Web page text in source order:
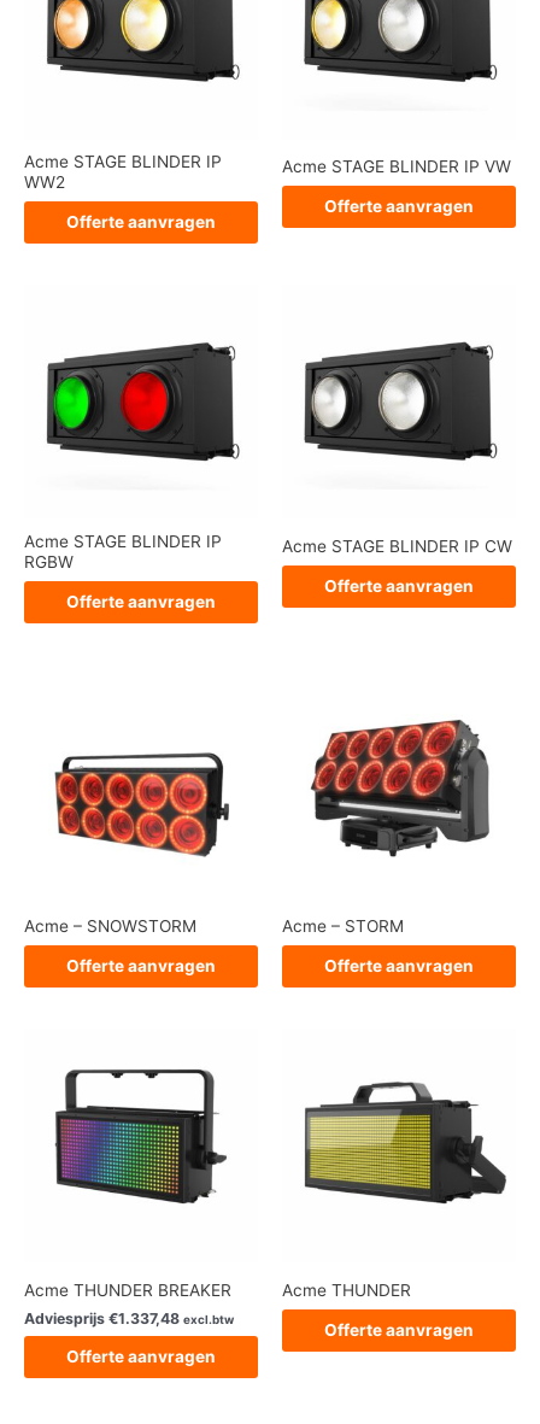
Acme STAGE BLINDER IP
WW2
Offerte aanvragen
Acme STAGE BLINDER IP VW
Offerte aanvragen
Acme STAGE BLINDER IP
RGBW
Offerte aanvragen
Acme STAGE BLINDER IP CW
Offerte aanvragen
Acme – SNOWSTORM
Offerte aanvragen
Acme – STORM
Offerte aanvragen
Acme THUNDER BREAKER
Adviesprijs €1.337,48 excl.btw
Offerte aanvragen
Acme THUNDER
Offerte aanvragen